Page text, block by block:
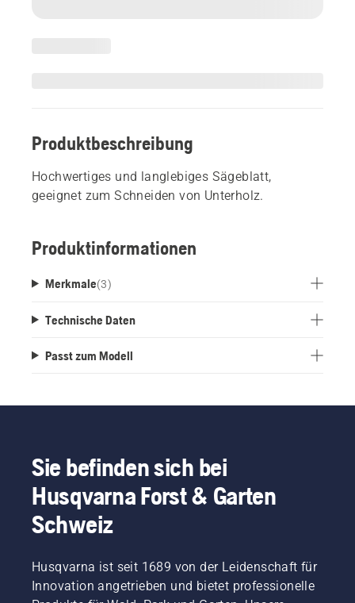
Produktbeschreibung
Hochwertiges und langlebiges Sägeblatt,
geeignet zum Schneiden von Unterholz.
Produktinformationen
Merkmale(3)
Technische Daten
Passt zum Modell
Sie befinden sich bei
Husqvarna Forst & Garten
Schweiz
Husqvarna ist seit 1689 von der Leidenschaft für
Innovation angetrieben und bietet professionelle